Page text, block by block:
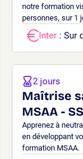
notre formation
personnes, sur 1
Inter : Sur
Maîtrise
MSAA -
Apprenez à
en développant
formation MSAA.
2 jours